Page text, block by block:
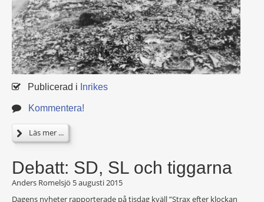
Publicerad i Inrikes
Kommentera!
Läs mer ...
Debatt: SD, SL och tiggarna
Anders Romelsjö 5 augusti 2015
Dagens nyheter rapporterade på tisdag kväll ”Strax efter klockan